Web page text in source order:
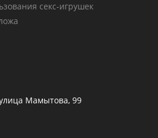
секс-игрушек
Мамытова, 99